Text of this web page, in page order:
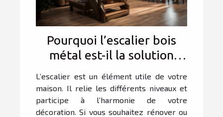
Pourquoi l’escalier bois
métal est-il la solution
parfaite pour allier
élégance et durabilité
dans votre intérieur ?
L’escalier est un élément utile de votre
maison. Il relie les différents niveaux et
participe à l’harmonie de votre
décoration. Si vous souhaitez rénover ou